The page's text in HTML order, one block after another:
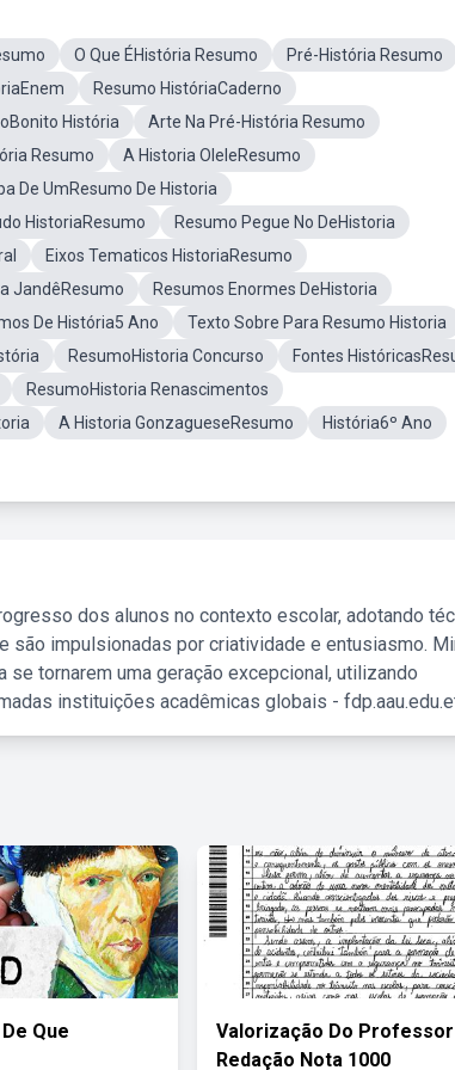
O Que ÉHistória Resumo
Pré-História Resumo
Resumo HistóriaCaderno
História
Arte Na Pré-História Resumo
Resumo
A Historia OleleResumo
De UmResumo De Historia
HistoriaResumo
Resumo Pegue No DeHistoria
Eixos Tematicos HistoriaResumo
JandêResumo
Resumos Enormes DeHistoria
De História5 Ano
Texto Sobre Para Resumo Historia
ResumoHistoria Concurso
Fontes
ResumoHistoria Renascimentos
A Historia GonzagueseResumo
História6º Ano
dos alunos no contexto escolar, adotando
impulsionadas por criatividade e entusiasmo.
tornarem uma geração excepcional, utilizando
instituições acadêmicas globais -
Que
Valorização Do
Redação Nota 1000